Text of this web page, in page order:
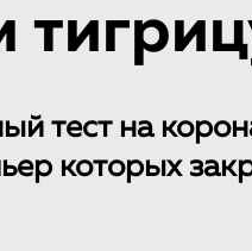
тест на
которых